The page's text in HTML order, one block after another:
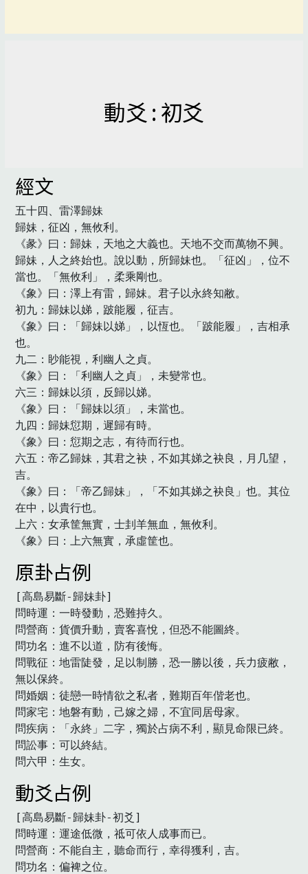
動爻 : 初爻
經文
五十四、雷澤歸妹
歸妹，征凶，無攸利。
《彖》曰：歸妹，天地之大義也。天地不交而萬物不興。
歸妹，人之終始也。說以動，所歸妹也。「征凶」，位不
當也。「無攸利」，柔乘剛也。
《象》曰：澤上有雷，歸妹。君子以永終知敝。
初九：歸妹以娣，跛能履，征吉。
《象》曰：「歸妹以娣」，以恆也。「跛能履」，吉相承
也。
九二：眇能視，利幽人之貞。
《象》曰：「利幽人之貞」，未變常也。
六三：歸妹以須，反歸以娣。
《象》曰：「歸妹以須」，未當也。
九四：歸妹愆期，遲歸有時。
《象》曰：愆期之志，有待而行也。
六五：帝乙歸妹，其君之袂，不如其娣之袂良，月几望，
吉。
《象》曰：「帝乙歸妹」，「不如其娣之袂良」也。其位
在中，以貴行也。
上六：女承筐無實，士刲羊無血，無攸利。
《象》曰：上六無實，承虛筐也。
原卦占例
[高島易斷-歸妹卦]
問時運：一時發動，恐難持久。
問營商：貨價升動，賣客喜悅，但恐不能圖終。
問功名：進不以道，防有後悔。
問戰征：地雷陡發，足以制勝，恐一勝以後，兵力疲敝，
無以保終。
問婚姻：徒戀一時情欲之私者，難期百年偕老也。
問家宅：地磐有動，己嫁之婦，不宜同居母家。
問疾病：「永終」二字，獨於占病不利，顯見命限已終。
問訟事：可以終結。
問六甲：生女。
動爻占例
[高島易斷-歸妹卦-初爻]
問時運：運途低微，祗可依人成事而已。
問營商：不能自主，聽命而行，幸得獲利，吉。
問功名：偏裨之位。